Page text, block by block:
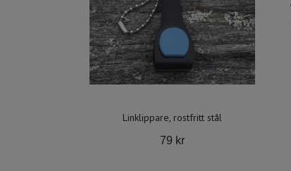
Linklippare, rostfritt stål
79 kr